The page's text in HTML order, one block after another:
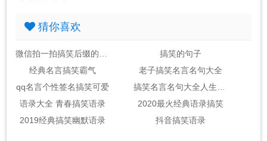
猜你喜欢
搞笑的句子
经典名言搞笑霸气
老子搞笑名言名句大全
qq名言个性签名搞笑可爱
语录大全 青春搞笑语录
2020最火经典语录搞笑
2019经典搞笑幽默语录
抖音搞笑语录